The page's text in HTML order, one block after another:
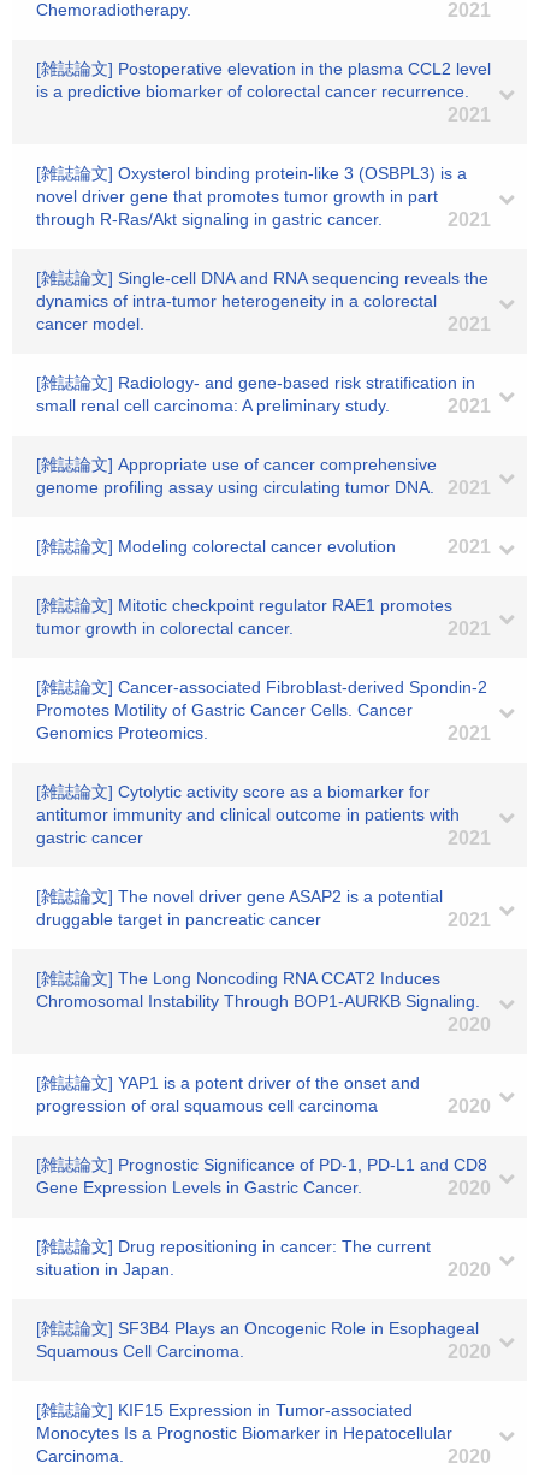
Chemoradiotherapy.
2021
[雑誌論文] Postoperative elevation in the plasma CCL2 level
is a predictive biomarker of colorectal cancer recurrence.
2021
[雑誌論文] Oxysterol binding protein-like 3 (OSBPL3) is a
novel driver gene that promotes tumor growth in part
through R-Ras/Akt signaling in gastric cancer.
2021
[雑誌論文] Single-cell DNA and RNA sequencing reveals the
dynamics of intra-tumor heterogeneity in a colorectal
cancer model.
2021
[雑誌論文] Radiology- and gene-based risk stratification in
small renal cell carcinoma: A preliminary study.
2021
[雑誌論文] Appropriate use of cancer comprehensive
genome profiling assay using circulating tumor DNA.
2021
[雑誌論文] Modeling colorectal cancer evolution 2021
[雑誌論文] Mitotic checkpoint regulator RAE1 promotes
tumor growth in colorectal cancer.
2021
[雑誌論文] Cancer-associated Fibroblast-derived Spondin-2
Promotes Motility of Gastric Cancer Cells. Cancer
Genomics Proteomics.
2021
[雑誌論文] Cytolytic activity score as a biomarker for
antitumor immunity and clinical outcome in patients with
gastric cancer
2021
[雑誌論文] The novel driver gene ASAP2 is a potential
druggable target in pancreatic cancer
2021
[雑誌論文] The Long Noncoding RNA CCAT2 Induces
Chromosomal Instability Through BOP1-AURKB Signaling.
2020
[雑誌論文] YAP1 is a potent driver of the onset and
progression of oral squamous cell carcinoma
2020
[雑誌論文] Prognostic Significance of PD-1, PD-L1 and CD8
Gene Expression Levels in Gastric Cancer.
2020
[雑誌論文] Drug repositioning in cancer: The current
situation in Japan.
2020
[雑誌論文] SF3B4 Plays an Oncogenic Role in Esophageal
Squamous Cell Carcinoma.
2020
[雑誌論文] KIF15 Expression in Tumor-associated
Monocytes Is a Prognostic Biomarker in Hepatocellular
Carcinoma.
2020